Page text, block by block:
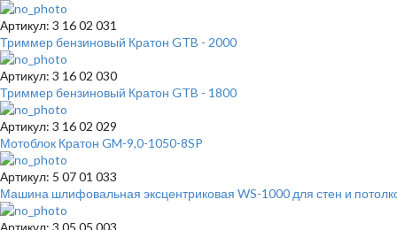
Артикул: 3 16 02 031
Триммер бензиновый Кратон GTB - 2000
Артикул: 3 16 02 030
Триммер бензиновый Кратон GTB - 1800
Артикул: 3 16 02 029
Мотоблок Кратон GM-9,0-1050-8SP
Артикул: 5 07 01 033
Машина шлифовальная эксцентриковая WS-1000 для стен и
Артикул: 3 05 05 003